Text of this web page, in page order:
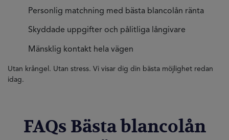
Personlig matchning med bästa blancolån ränta
Skyddade uppgifter och pålitliga långivare
Mänsklig kontakt hela vägen
Utan krångel. Utan stress. Vi visar dig din bästa möjlighet redan
idag.
FAQs Bästa blancolån